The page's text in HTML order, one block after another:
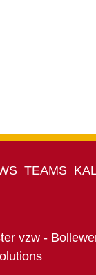
TEAMS
vzw -